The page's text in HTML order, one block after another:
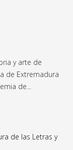
y arte de
de Extremadura
de...
de las Letras y